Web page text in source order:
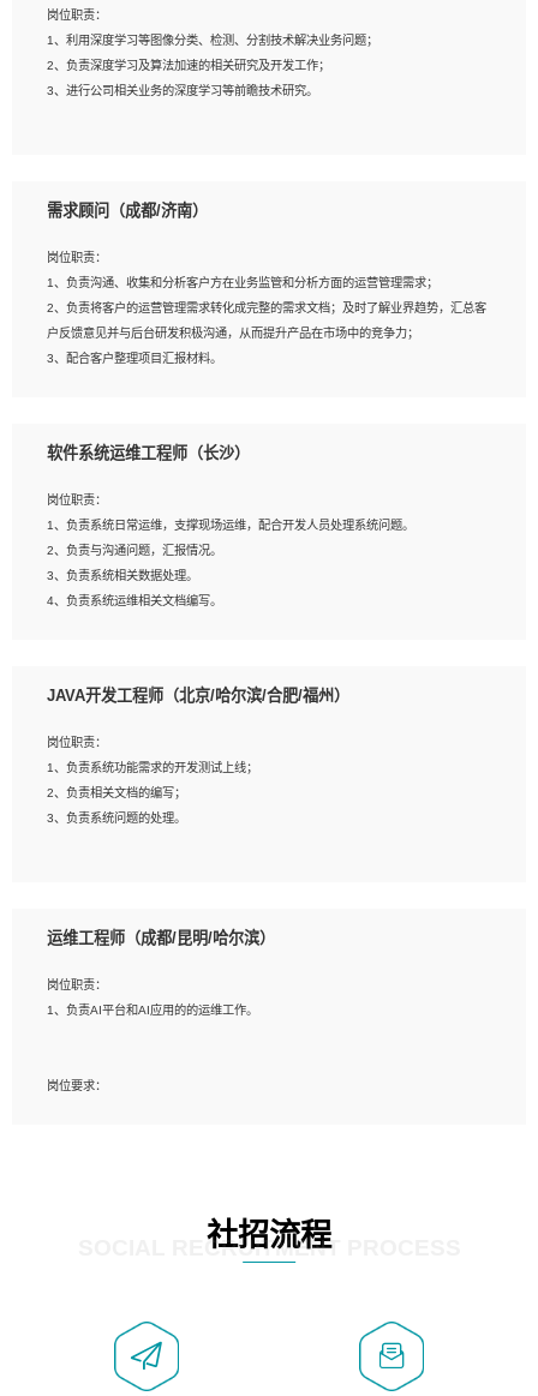
种常用框架和技术Springboot、Shiro、springcloud等；熟悉Linux常用命令和了解
常用脚本语言，较丰富的线上系统运维经验，复杂问题排查思路清晰。
AI算法框架，对人脸识别、目标检测、图像识别、OCR、NLP等AI算法有深刻理
解。具有AI平台级产品/解决方案从业经验者优先。具有大数据技术背景者优先；
6、具备良好的客户意识与沟通能力，善于学习思考、创新与团队协作，认真负责、
执行力与抗压力强。
岗位职责：
1、利用深度学习等图像分类、检测、分割技术解决业务问题；
2、负责深度学习及算法加速的相关研究及开发工作；
3、进行公司相关业务的深度学习等前瞻技术研究。
2、2年以上图像处理开发经验，熟悉python和spark开发；
建深度学习系统环境；
4、熟悉OPENCV、HALCON等常用图像处理软件，熟练进行图像处理；
5、熟悉主流的分类算法、聚类算法和关联分析算法原理，能熟练使用神经网络算法
的进行业务建模；
6、对OCR领域有深入的研究，熟悉模型调参，压缩和整型化方法；
需求顾问（成都/济南）
岗位职责：
1、负责沟通、收集和分析客户方在业务监管和分析方面的运营管理需求；
2、负责将客户的运营管理需求转化成完整的需求文档；及时了解业界趋势，汇总客
户反馈意见并与后台研发积极沟通，从而提升产品在市场中的竞争力；
3、配合客户整理项目汇报材料。
1、3年以上运营或解决方案的工作经验。
征，可独立提出完整的优化方案,并推动方案执行达成结果；熟练使用PPT、
WORD、EXCEL等办公软件；
3、深入理解公司各项AI产品和技术信息；具有较强的文档编写能力，能独立撰写
PPT、方案建议书等，面试时需携带个人制作的专业PPT文件进行展示。
软件系统运维工程师（长沙）
岗位职责：
1、负责系统日常运维，支撑现场运维，配合开发人员处理系统问题。
2、负责与沟通问题，汇报情况。
3、负责系统相关数据处理。
4、负责系统运维相关文档编写。
岗位要求：
2、精通linux命令。
3、熟悉oracle、mysql 数据库。
4、善于沟通，具有良好的团队合作精神和协作能力。
5、必须有实际的生产环境系统维护经验。
JAVA开发工程师（北京/哈尔滨/合肥/福州）
岗位职责：
1、负责系统功能需求的开发测试上线；
2、负责相关文档的编写；
3、负责系统问题的处理。
2、熟悉linux命令；
4、熟练使用oracle、mysql进行开发；
5、熟悉流程开发如使用activiti；
运维工程师（成都/昆明/哈尔滨）
岗位职责：
1、负责AI平台和AI应用的的运维工作。
岗位要求：
4、掌握DevOps思想、方法和流程。Jenkins工具使用；
5、掌握常见中间件配置与优化，如mysql、nginx等；
社招流程
SOCIAL RECRUITMENT PROCESS